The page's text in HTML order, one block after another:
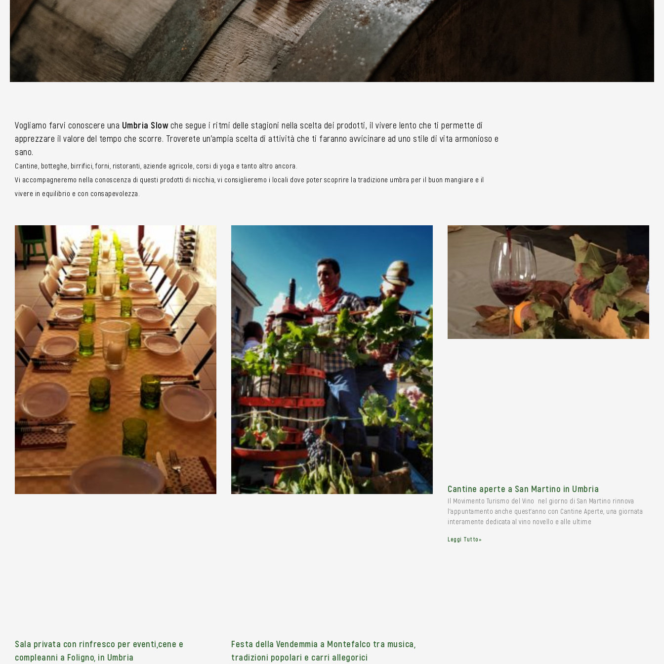
Vogliamo farvi conoscere una Umbria Slowche segue i ritmi delle stagioni nella scelta dei prodotti, il vivere lento che ti permette di
apprezzare il valore del tempo che scorre. Troverete un’ampia scelta di attività che ti faranno avvicinare ad uno stile di vita armonioso e
sano.
Cantine, botteghe, birrifici, forni, ristoranti, aziende agricole, corsi di yoga e tanto altro ancora.
Vi accompagneremo nella conoscenza di questi prodotti di nicchia, vi consiglieremo i locali dove poter scoprire la tradizione umbra per il buon mangiare e il
vivere in equilibrio e con consapevolezza.
Sala privata con rinfresco per eventi,cene e
compleanni a Foligno, in Umbria
Festa della Vendemmia a Montefalco tra musica,
tradizioni popolari e carri allegorici
Cantine aperte a San Martino in Umbria
Il Movimento Turismo del Vino nel giorno di San Martino rinnova
l’appuntamento anche quest’anno con Cantine Aperte, una giornata
interamente dedicata al vino novello e alle ultime
Leggi Tutto»